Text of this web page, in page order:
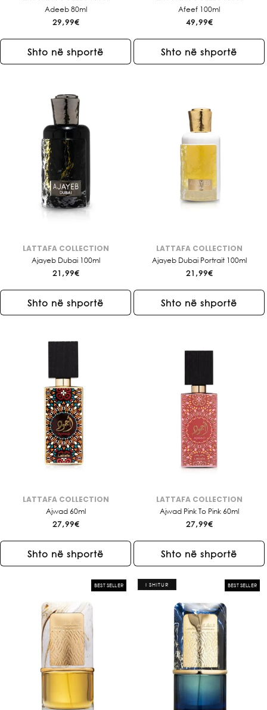
Adeeb 80ml
Çmimi
29,99€
Shto në shportë
Afeef 100ml
Çmimi
49,99€
Shto në shportë
Brendi:
LATTAFA COLLECTION
Ajayeb Dubai 100ml
Çmimi
21,99€
Shto në shportë
Brendi:
LATTAFA COLLECTION
Ajayeb Dubai Portrait 100ml
Çmimi
21,99€
Shto në shportë
Brendi:
LATTAFA COLLECTION
Ajwad 60ml
Çmimi
27,99€
Shto në shportë
Brendi:
LATTAFA COLLECTION
Ajwad Pink To Pink 60ml
Çmimi
27,99€
Shto në shportë
BEST SELLER BEST SELLER
I SHITUR